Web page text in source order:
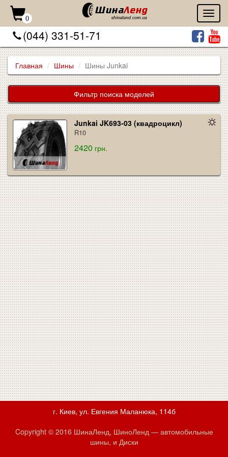
0
(044) 331-51-71
Главная Шины Шины Junkai
Фильтр поиска моделей
Junkai JK693-03 (квадроцикл)
R10
2420 грн.
г. Киев, ул. Евгения Маланюка, 114б
Copyright © 2016 ШинаЛенд, ШиноЛенд — автомобильные
шины, и Диски